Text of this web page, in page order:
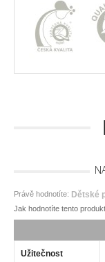
Právě hodnotíte: Dětské
Jak hodnotíte tento
Užitečnost